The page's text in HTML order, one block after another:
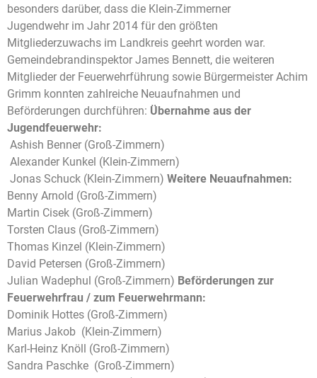
besonders darüber, dass die Klein-Zimmerner
Jugendwehr im Jahr 2014 für den größten
Mitgliederzuwachs im Landkreis geehrt worden war.
Gemeindebrandinspektor James Bennett, die weiteren
Mitglieder der Feuerwehrführung sowie Bürgermeister Achim
Grimm konnten zahlreiche Neuaufnahmen und
Beförderungen durchführen: Übernahme aus der
Jugendfeuerwehr:
Ashish Benner (Groß-Zimmern)
Alexander Kunkel (Klein-Zimmern)
Jonas Schuck (Klein-Zimmern) Weitere Neuaufnahmen:
Benny Arnold (Groß-Zimmern)
Martin Cisek (Groß-Zimmern)
Torsten Claus (Groß-Zimmern)
Thomas Kinzel (Klein-Zimmern)
David Petersen (Groß-Zimmern)
Julian Wadephul (Groß-Zimmern) Beförderungen zur
Feuerwehrfrau / zum Feuerwehrmann:
Dominik Hottes (Groß-Zimmern)
Marius Jakob (Klein-Zimmern)
Karl-Heinz Knöll (Groß-Zimmern)
Sandra Paschke (Groß-Zimmern)